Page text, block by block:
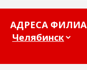
АДРЕСА